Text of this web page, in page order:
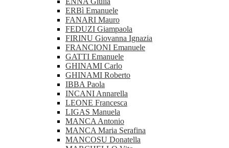
ERBì Emanuele
FANARI Mauro
FEDUZI Giampaola
FIRINU Giovanna Ignazia
FRANCIONI Emanuele
GATTI Emanuele
GHINAMI Carlo
GHINAMI Roberto
IBBA Paola
INCANI Annarella
LEONE Francesca
LIGAS Manuela
MANCA Antonio
MANCA Maria Serafina
MANCOSU Donatella